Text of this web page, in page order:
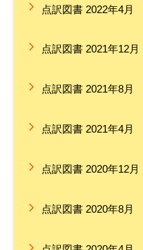
点訳図書 2022年4月
点訳図書 2021年12月
点訳図書 2021年8月
点訳図書 2021年4月
点訳図書 2020年12月
点訳図書 2020年8月